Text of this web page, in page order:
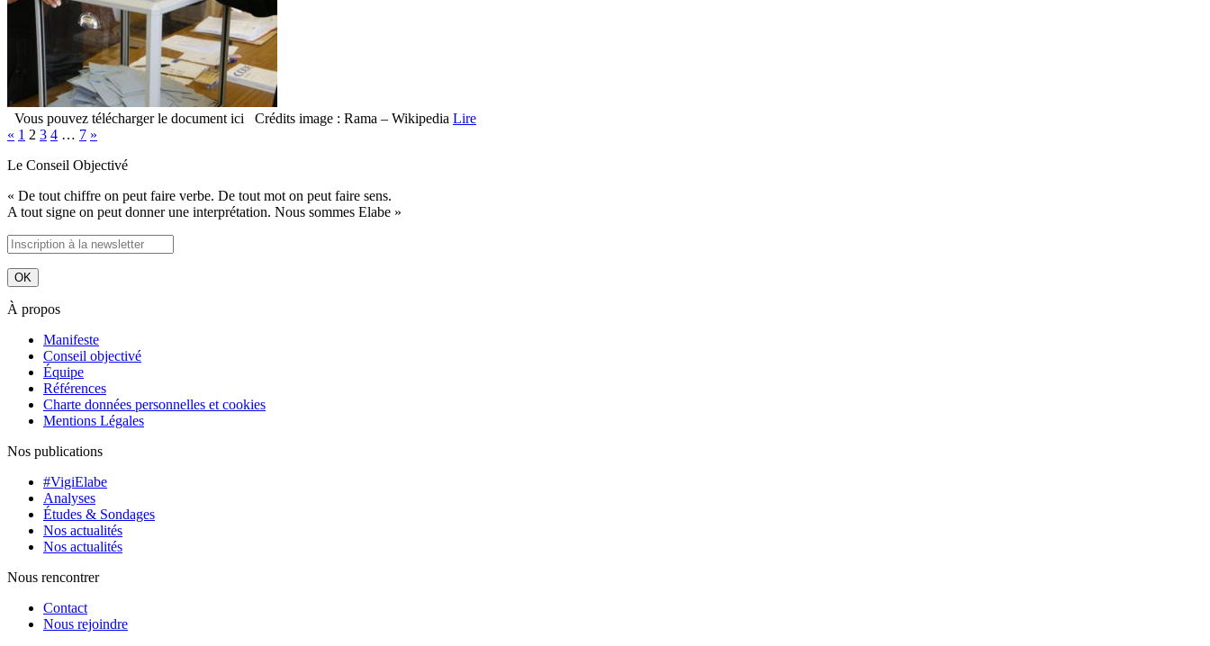
Vous pouvez télécharger le document ici Crédits image : Rama – Wikipedia Lire
« 1 2 3 4 … 7 »
Le Conseil Objectivé
« De tout chiffre on peut faire verbe. De tout mot on peut faire sens.
A tout signe on peut donner une interprétation. Nous sommes Elabe »
À propos
Manifeste
Conseil objectivé
Équipe
Références
Charte données personnelles et cookies
Mentions Légales
Nos publications
#VigiElabe
Analyses
Études & Sondages
Nos actualités
Nos actualités
Nous rencontrer
Contact
Nous rejoindre